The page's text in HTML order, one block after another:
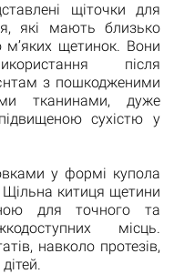
щіточки для
які мають близько
м’яких щетинок. Вони
після
з пошкодженими
тканинами, дуже
сухістю у
у формі купола
китиця щетини
для точного та
місць.
навколо протезів,